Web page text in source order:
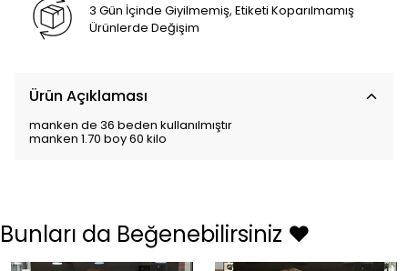
3 Gün İçinde Giyilmemiş, Etiketi Koparılmamış
Ürünlerde Değişim
Ürün Açıklaması
manken de 36 beden kullanılmıştır
manken 1.70 boy 60 kilo
Bunları da Beğenebilirsiniz ❤️